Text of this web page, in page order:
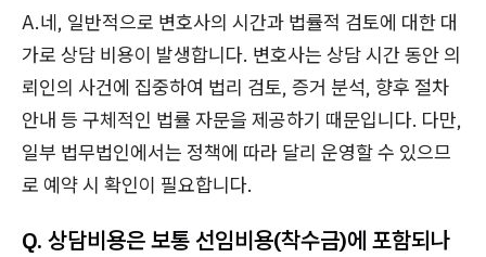
A.네, 일반적으로 변호사의 시간과 법률적 검토에 대한 대
가로 상담 비용이 발생합니다. 변호사는 상담 시간 동안 의
뢰인의 사건에 집중하여 법리 검토, 증거 분석, 향후 절차
안내 등 구체적인 법률 자문을 제공하기 때문입니다. 다만,
일부 법무법인에서는 정책에 따라 달리 운영할 수 있으므
로 예약 시 확인이 필요합니다.
Q. 상담비용은 보통 선임비용(착수금)에 포함되나